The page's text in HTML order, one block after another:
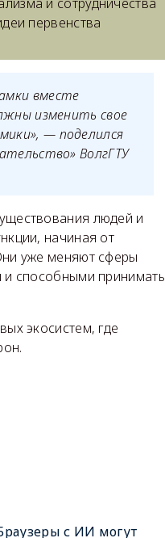
и сотрудничества
первенства
вместе
изменить свое
— поделился
ВолгГТУ
людей и
начиная от
уже меняют сферы
способными принимать
экосистем, где
с ИИ могут